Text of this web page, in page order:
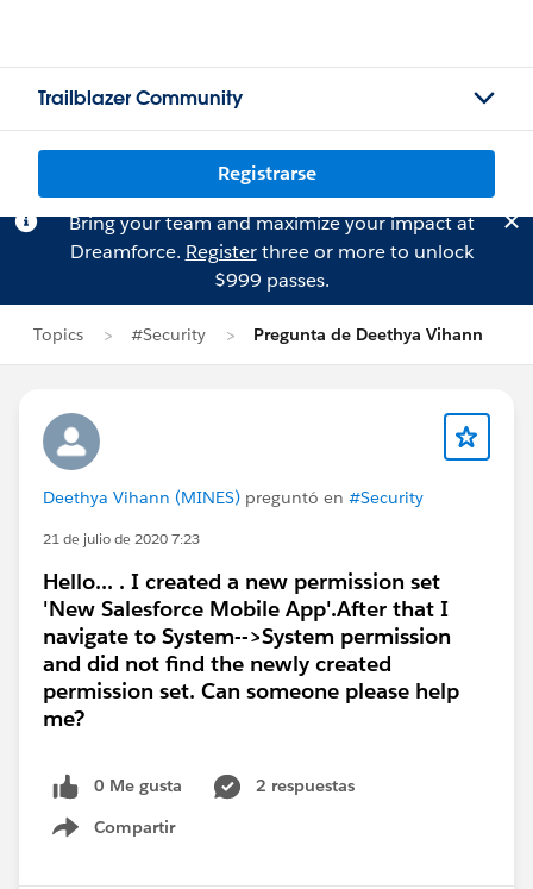
Trailblazer Community
Registrarse
Bring your team and maximize your impact at
Dreamforce. Registerthree or more to unlock
$999 passes.
Topics #Security Pregunta de Deethya Vihann
Deethya Vihann (MINES) preguntó en #Security
21 de julio de 2020 7:23
Hello... . I created a new permission set
'New Salesforce Mobile App'.After that I
navigate to System-->System permission
and did not find the newly created
permission set. Can someone please help
me?
0 Me gusta
2 respuestas
Compartir
Show menu